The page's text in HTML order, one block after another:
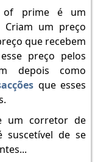
of prime é um
Criam um preço
que recebem
preço pelos
depois como
que esses
um corretor de
suscetível de se